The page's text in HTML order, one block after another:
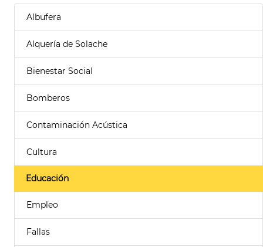
Albufera
Alquería de Solache
Bienestar Social
Bomberos
Contaminación Acústica
Cultura
Educación
Empleo
Fallas